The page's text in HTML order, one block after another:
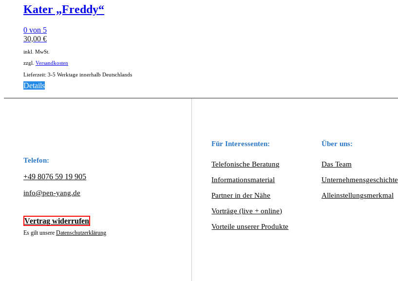
Kater „Freddy“
0 von 5
30,00 €
inkl. MwSt.
zzgl. Versandkosten
Lieferzeit: 3-5 Werktage innerhalb Deutschlands
Details
Telefon:
+49 8076 59 19 905
info@pen-yang.de
Vertrag widerrufen
Es gilt unsere Datenschutzerklärung
Für Interessenten:
Telefonische Beratung
Informationsmaterial
Partner in der Nähe
Vorträge (live + online)
Vorteile unserer Produkte
Über uns:
Das Team
Unternehmensgeschichte
Alleinstellungsmerkmal